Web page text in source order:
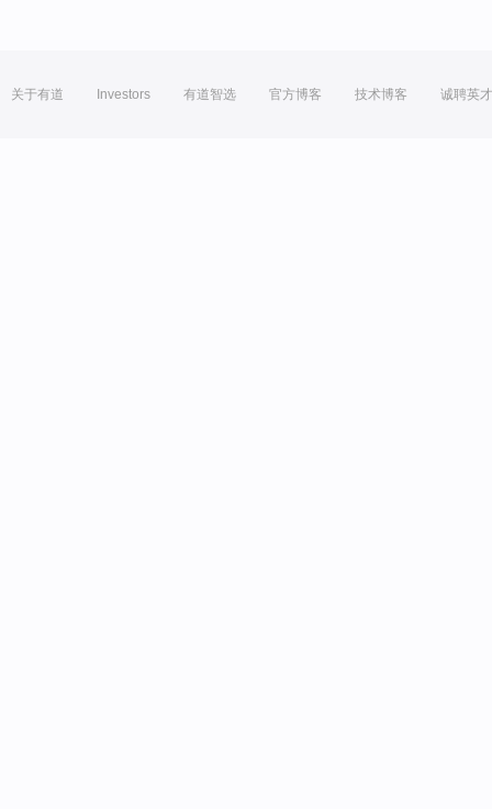
关于有道 Investors 有道智选 官方博客 技术博客 诚聘英才